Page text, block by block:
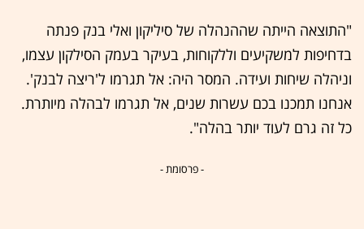
"התוצאה הייתה שההנהלה של סיליקון ואלי בנק פנתה
בדחיפות למשקיעים וללקוחות, בעיקר בעמק הסילקון עצמו,
וניהלה שיחות ועידה. המסר היה: אל תגרמו ל'ריצה לבנק'.
אנחנו תמכנו בכם עשרות שנים, אל תגרמו לבהלה מיותרת.
כל זה גרם לעוד יותר בהלה".
- פרסומת -